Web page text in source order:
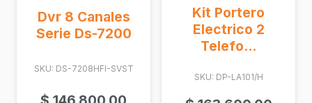
Dvr 8 Canales
Serie Ds-7200
SKU: DS-7208HFI-SVST
Kit Portero
Electrico 2
Telefo...
SKU: DP-LA101/H